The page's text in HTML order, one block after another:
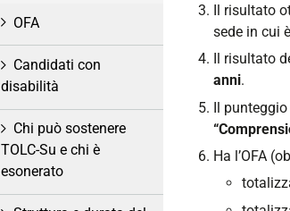
Il risultato
sede in cui
Il risultato
anni.
Il
Ha l’OFA
OFA
Candidati con
disabilità
Chi può sostenere
TOLC-Su e chi è
esonerato